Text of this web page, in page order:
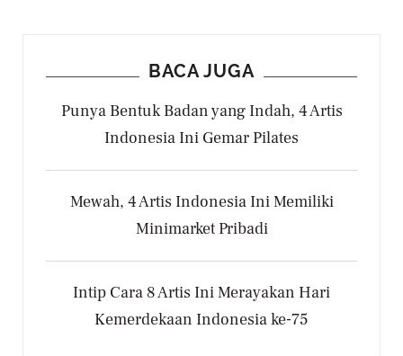
mengidolakan Chicco Jerikho. Saat itu, Putri
seperti Chicco Jerikho. Akhirnya khayalan Putri
Marino menjadi kenyataan. Perempuan
berwajah cantik ini menikah dengan Chicco
Jerikho pada 3 Maret 2018.
BACA JUGA
Punya Bentuk Badan yang Indah, 4 Artis
Indonesia Ini Gemar Pilates
Mewah, 4 Artis Indonesia Ini Memiliki
Minimarket Pribadi
Intip Cara 8 Artis Ini Merayakan Hari
Kemerdekaan Indonesia ke-75